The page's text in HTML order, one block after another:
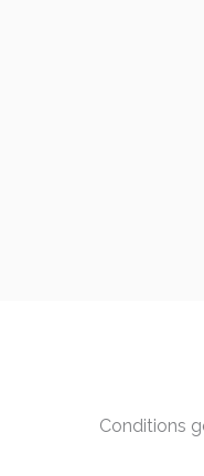
Conditions